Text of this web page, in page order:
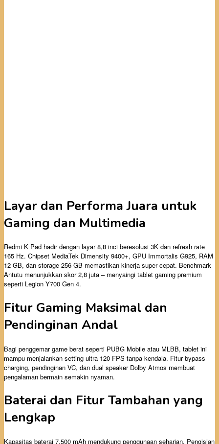
Layar dan Performa Juara untuk
Gaming dan Multimedia
Redmi K Pad hadir dengan layar 8,8 inci beresolusi 3K dan refresh rate
165 Hz. Chipset MediaTek Dimensity 9400+, GPU Immortalis G925, RAM
12 GB, dan storage 256 GB memastikan kinerja super cepat. Benchmark
Antutu menunjukkan skor 2,8 juta – menyaingi tablet gaming premium
seperti Legion Y700 Gen 4.
Fitur Gaming Maksimal dan
Pendinginan Andal
Bagi penggemar game berat seperti PUBG Mobile atau MLBB, tablet ini
mampu menjalankan setting ultra 120 FPS tanpa kendala. Fitur bypass
charging, pendinginan VC, dan dual speaker Dolby Atmos membuat
pengalaman bermain semakin nyaman.
Baterai dan Fitur Tambahan yang
Lengkap
Kapasitas baterai 7.500 mAh mendukung penggunaan seharian. Pengisian